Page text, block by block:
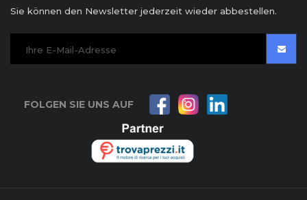
Sie können den Newsletter jederzeit wieder abbestellen.
FOLGEN SIE UNS AUF